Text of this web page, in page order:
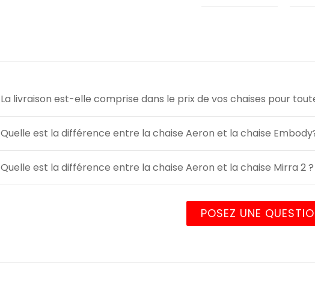
La livraison est-elle comprise dans le prix de vos chaises pour
Quelle est la différence entre la chaise Aeron et la chaise
Quelle est la différence entre la chaise Aeron et la chaise Mirra 2 ?
POSEZ UNE